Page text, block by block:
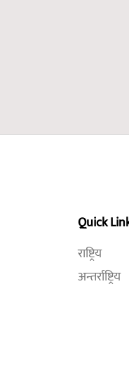
Quick
राष्ट्रिय
अन्तर्राष्ट्रिय